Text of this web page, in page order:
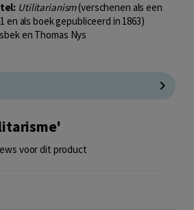
Utilitarianism(verschenen als een
en als boek gepubliceerd in 1863)
en Thomas Nys
voor dit product